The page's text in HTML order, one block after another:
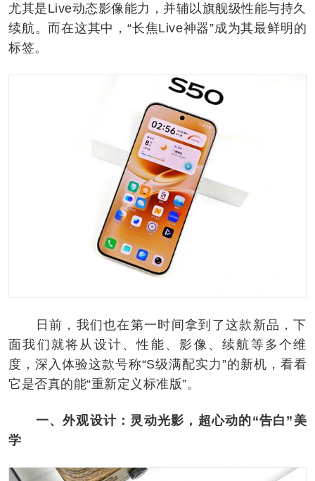
尤其是Live动态影像能力，并辅以旗舰级性能与持久
续航。而在这其中，“长焦Live神器”成为其最鲜明的
标签。
日前，我们也在第一时间拿到了这款新品，下
面我们就将从设计、性能、影像、续航等多个维
度，深入体验这款号称“S级满配实力”的新机，看看
它是否真的能“重新定义标准版”。
一、外观设计：灵动光影，超心动的“告白”美
学